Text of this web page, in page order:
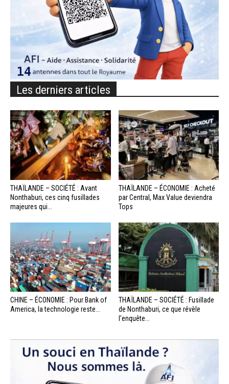
Les derniers articles
THAÏLANDE – SOCIÉTÉ : Avant
Nonthaburi, ces cinq fusillades
majeures qui...
THAÏLANDE – ÉCONOMIE : Acheté
par Central, Max Value deviendra
Tops
CHINE – ÉCONOMIE : Pour Bank of
America, la technologie reste...
THAÏLANDE – SOCIÉTÉ : Fusillade
de Nonthaburi, ce que révèle
l’enquête...